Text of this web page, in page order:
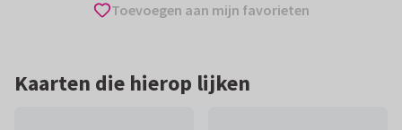
Toevoegen aan mijn favorieten
Kaarten die hierop lijken